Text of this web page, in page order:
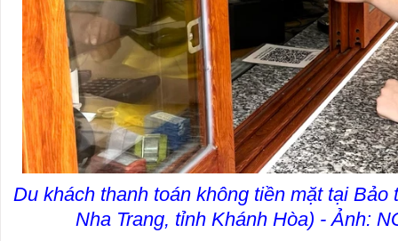
Du khách thanh toán không tiền mặt tại
Nha Trang, tỉnh Khánh Hòa) - Ảnh: